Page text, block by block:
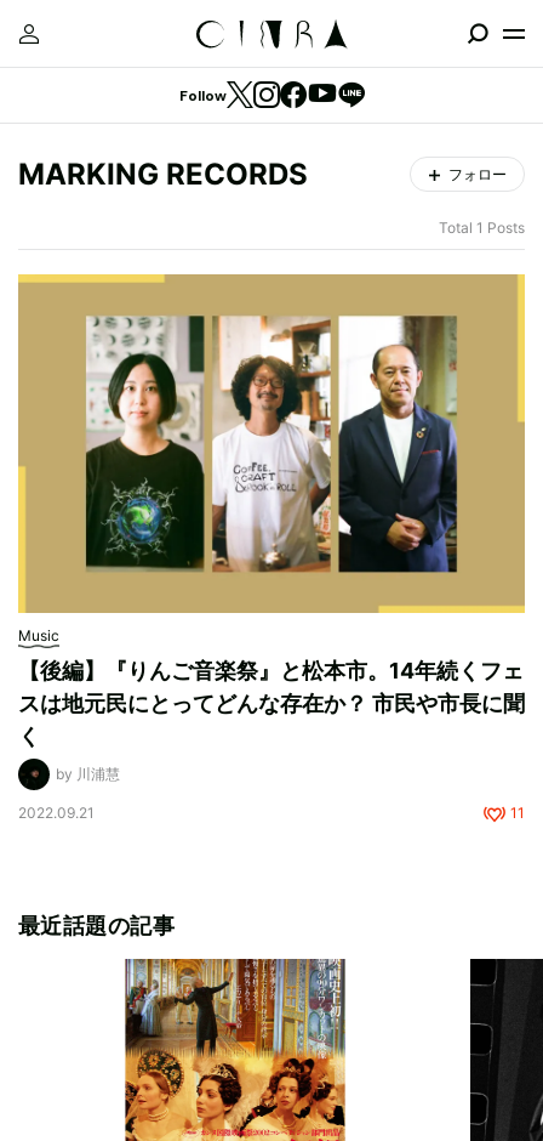
Follow
MARKING RECORDS フォロー
Total 1 Posts
Music
【後編】『りんご音楽祭』と松本市。14年続くフェ
スは地元民にとってどんな存在か？ 市民や市長に聞
く
by 川浦慧
2022.09.21 11
最近話題の記事